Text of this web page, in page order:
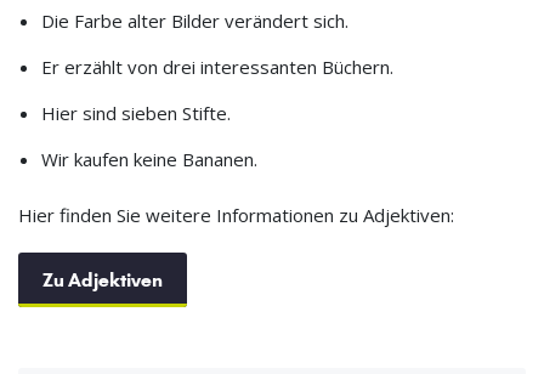
Die Farbe alter Bilder verändert sich.
Er erzählt von drei interessanten Büchern.
Hier sind sieben Stifte.
Wir kaufen keine Bananen.
Hier finden Sie weitere Informationen zu Adjektiven:
Zu Adjektiven